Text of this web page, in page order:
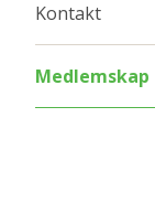
Kontakt
Medlemskap